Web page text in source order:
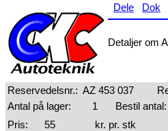
Dele Dok
Detaljer om
Reservedelsnr.: AZ 453 037
Antal på lager:
1
Bestil antal:
Pris:
55 kr. pr. stk